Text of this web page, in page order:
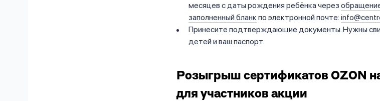
месяцев с даты рождения ребёнка через
заполненный бланк по электронной почте:
Принесите подтверждающие документы. Нужны
детей и ваш паспорт.
Розыгрыш сертификатов OZON
дляучастников акции